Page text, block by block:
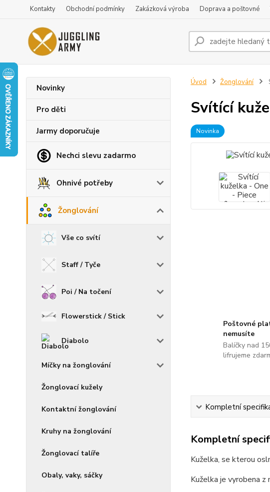
Kontakty Obchodní podmínky Zakázková výroba Doprava a poštovné
Novinky
Pro děti
Jarmy doporučuje
Nechci slevu zadarmo
Ohnivé potřeby
Žonglování
Vše co svítí
Staff / Tyče
Poi / Na točení
Flowerstick / Stick
Diabolo
Míčky na žonglování
Žonglovací kužely
Kontaktní žonglování
Kruhy na žonglování
Žonglovací talíře
Obaly, vaky, sáčky
Úvod Žonglování
Svítící
Novinka
Poštovné
nemusíte
Balíčky nad
lifrujeme
Kompletní
Kompletní
Kuželka, se kterou
Kuželka je vyrobena